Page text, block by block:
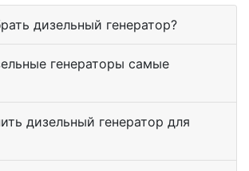
дизельный генератор?
генераторы самые
дизельный генератор для